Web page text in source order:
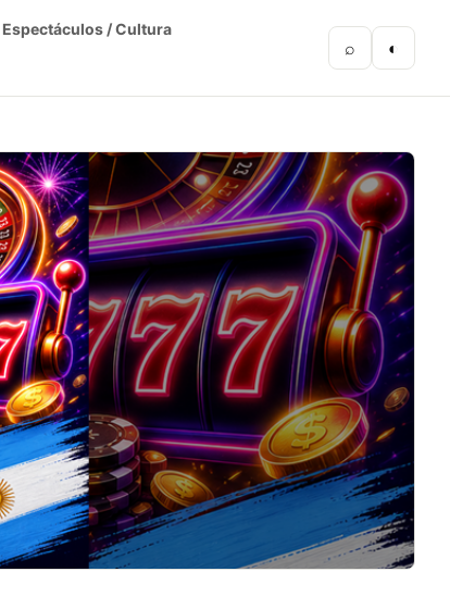
Espectáculos / Cultura
⌕ ◐